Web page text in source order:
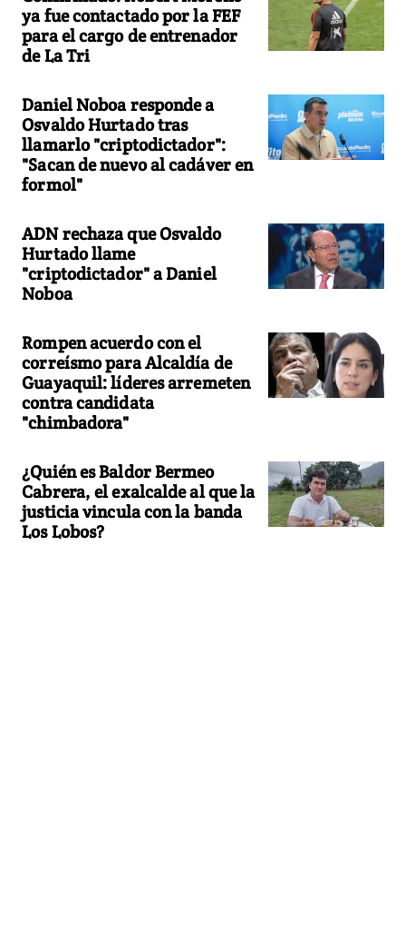
ya fue contactado por la FEF
para el cargo de entrenador
de La Tri
Daniel Noboa responde a
Osvaldo Hurtado tras
llamarlo "criptodictador":
"Sacan de nuevo al cadáver en
formol"
ADN rechaza que Osvaldo
Hurtado llame
"criptodictador" a Daniel
Noboa
Rompen acuerdo con el
correísmo para Alcaldía de
Guayaquil: líderes arremeten
contra candidata
"chimbadora"
¿Quién es Baldor Bermeo
Cabrera, el exalcalde al que la
justicia vincula con la banda
Los Lobos?